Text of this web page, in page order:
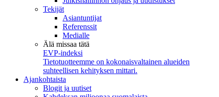
Tekijät
Asiantuntijat
Referenssit
Medialle
Älä missaa tätä
EVP-indeksi
Tietotuotteemme on kokonaisvaltainen alueiden
suhteellisen kehityksen mittari.
Ajankohtaista
Blogit ja uutiset